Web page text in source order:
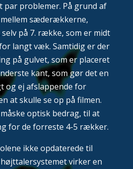
par problemer. På grund af
sæderækkerne,
på 7. række, som er midt
langt væk. Samtidig er der
på gulvet, som er placeret
kant, som gør det en
og ej afslappende for
at skulle se op på filmen.
optisk bedrag, til at
for de forreste 4-5 rækker.
ikke opdaterede til
virker en